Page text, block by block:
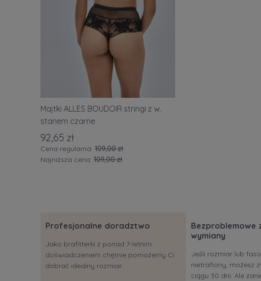
Majtki ALLES BOUDOIR stringi z w.
stanem czarne
92,65 zł
Cena regularna: 109,00 zł
Najniższa cena: 109,00 zł
Profesjonalne doradztwo
Jako brafitterki z ponad 7-letnim
doświadczeniem chętnie pomożemy Ci
dobrać idealny rozmiar.
Bezproblemowe
wymiany
Jeśli rozmiar lub
nietrafiony, możesz
ciągu 30 dni. Ale